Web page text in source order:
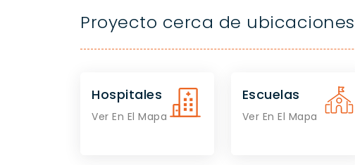
Proyecto cerca de ubicaciones
Hospitales
Ver En El Mapa
Escuelas
Ver En El Mapa